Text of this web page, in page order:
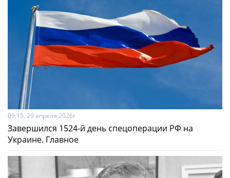
09:15, 29 апреля 2026г
Завершился 1524-й день спецоперации РФ на
Украине. Главное